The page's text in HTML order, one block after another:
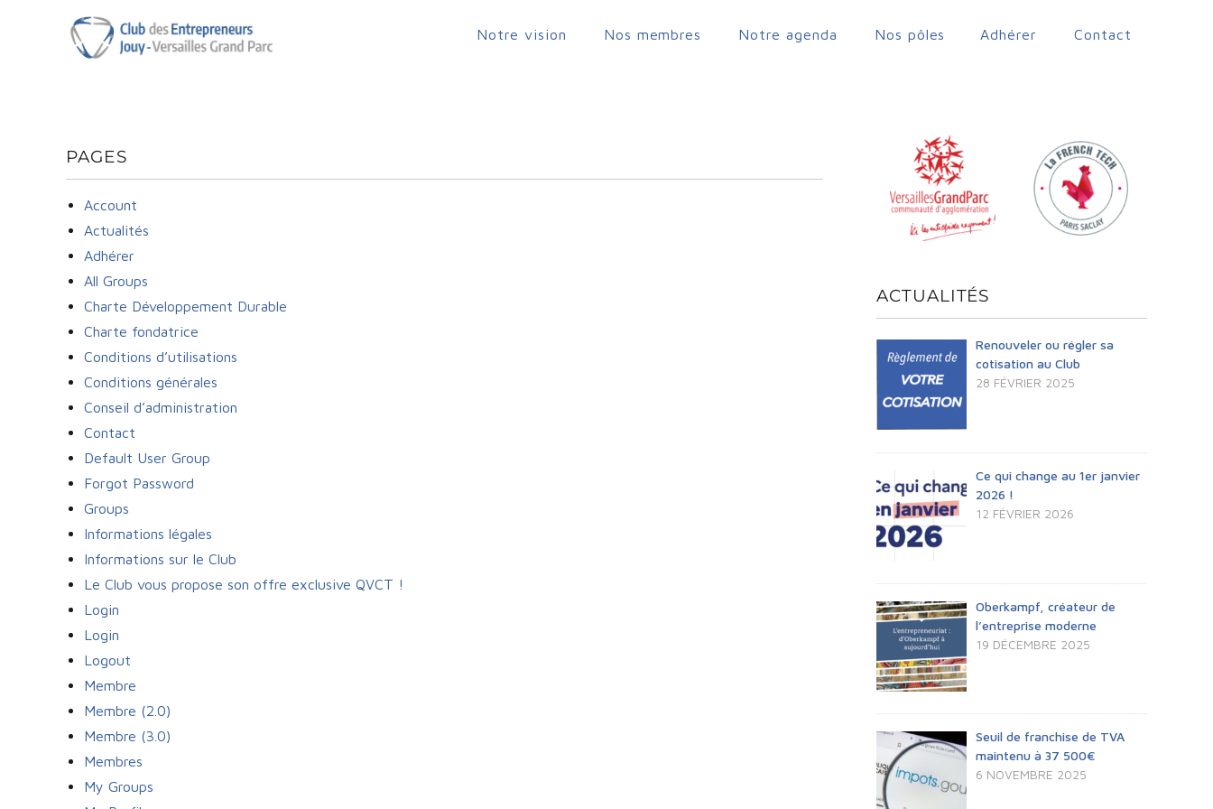
Notre vision Nos membres Notre agenda Nos pôles Adhérer Contact
PAGES
Account
Actualités
Adhérer
All Groups
Charte Développement Durable
Charte fondatrice
Conditions d’utilisations
Conditions générales
Conseil d’administration
Contact
Default User Group
Forgot Password
Groups
Informations légales
Informations sur le Club
Le Club vous propose son offre exclusive QVCT !
Login
Login
Logout
Membre
Membre (2.0)
Membre (3.0)
Membres
My Groups
ACTUALITÉS
Renouveler ou régler sa
cotisation au Club
28 FÉVRIER 2025
Ce qui change au 1er janvier
2026 !
12 FÉVRIER 2026
Oberkampf, créateur de
l’entreprise moderne
19 DÉCEMBRE 2025
Seuil de franchise de TVA
maintenu à 37 500€
6 NOVEMBRE 2025